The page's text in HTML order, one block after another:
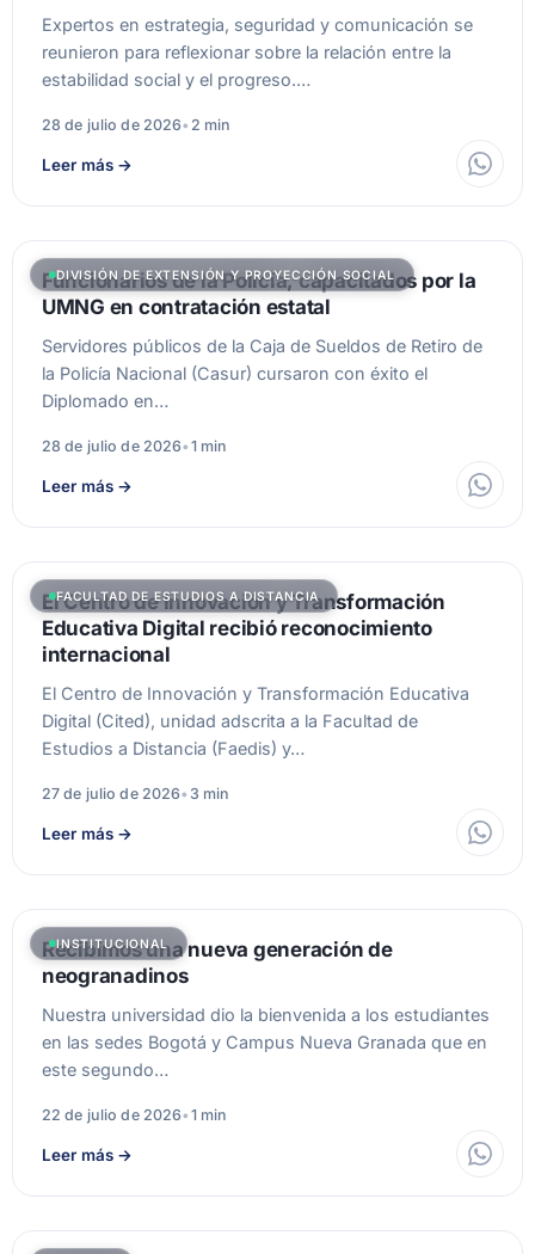
Expertos en estrategia, seguridad y comunicación se
reunieron para reflexionar sobre la relación entre la
estabilidad social y el progreso.…
28 de julio de 2026• 2 min
Leer más →
DIVISIÓN DE EXTENSIÓN Y PROYECCIÓN SOCIAL
Funcionarios de la Policía, capacitados por la
UMNG en contratación estatal
Servidores públicos de la Caja de Sueldos de Retiro de
la Policía Nacional (Casur) cursaron con éxito el
Diplomado en…
28 de julio de 2026• 1 min
Leer más →
FACULTAD DE ESTUDIOS A DISTANCIA
El Centro de Innovación y Transformación
Educativa Digital recibió reconocimiento
internacional
El Centro de Innovación y Transformación Educativa
Digital (Cited), unidad adscrita a la Facultad de
Estudios a Distancia (Faedis) y…
27 de julio de 2026• 3 min
Leer más →
INSTITUCIONAL
Recibimos una nueva generación de
neogranadinos
Nuestra universidad dio la bienvenida a los estudiantes
en las sedes Bogotá y Campus Nueva Granada que en
este segundo…
22 de julio de 2026• 1 min
Leer más →